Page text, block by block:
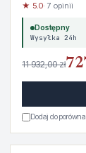
★ 5.0· 7 opinii
Dostępny
Wysyłka 24h
11 932,00 zł
Dodaj do